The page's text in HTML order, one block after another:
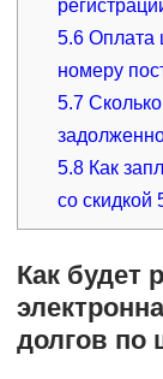
5.6 Оплата
номеру
5.7
5.8 Как
со скидкой
Как будет
долгов